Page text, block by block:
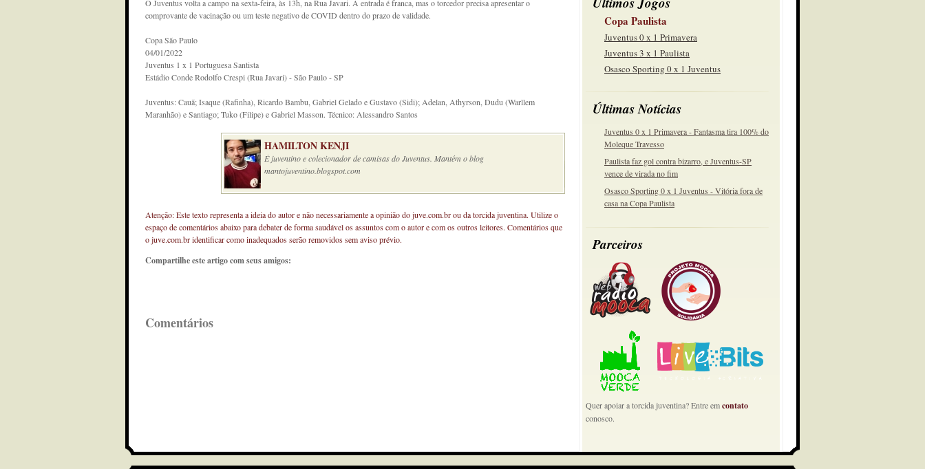
Copa Paulista
Juventus 0 x 1 Primavera
Juventus 3 x 1 Paulista
Osasco Sporting 0 x 1 Juventus
Últimas Notícias
Juventus 0 x 1 Primavera - Fantasma tira 100% do
Moleque Travesso
Paulista faz gol contra bizarro, e Juventus-SP
vence de virada no fim
Osasco Sporting 0 x 1 Juventus - Vitória fora de
casa na Copa Paulista
Parceiros
Quer apoiar a torcida juventina? Entre emcontato
conosco.
O Juventus volta a campo na sexta-feira, às 13h, na Rua Javari. A entrada é franca, mas o torcedor precisa apresentar o
comprovante de vacinação ou um teste negativo de COVID dentro do prazo de validade.
Copa São Paulo
04/01/2022
Juventus 1 x 1 Portuguesa Santista
Estádio Conde Rodolfo Crespi (Rua Javari) - São Paulo - SP
Juventus: Cauã; Isaque (Rafinha), Ricardo Bambu, Gabriel Gelado e Gustavo (Sidi); Adelan, Athyrson, Dudu (Warllem
Maranhão) e Santiago; Tuko (Filipe) e Gabriel Masson. Técnico: Alessandro Santos
HAMILTON KENJI
É juventino e colecionador de camisas do Juventus. Mantém o blog
mantojuventino.blogspot.com
Atenção: Este texto representa a ideia do autor e não necessariamente a opinião do juve.com.br ou da torcida juventina. Utilize o
espaço de comentários abaixo para debater de forma saudável os assuntos com o autor e com os outros leitores. Comentários que
o juve.com.br identificar como inadequados serão removidos sem aviso prévio.
Compartilhe este artigo com seus amigos:
Comentários